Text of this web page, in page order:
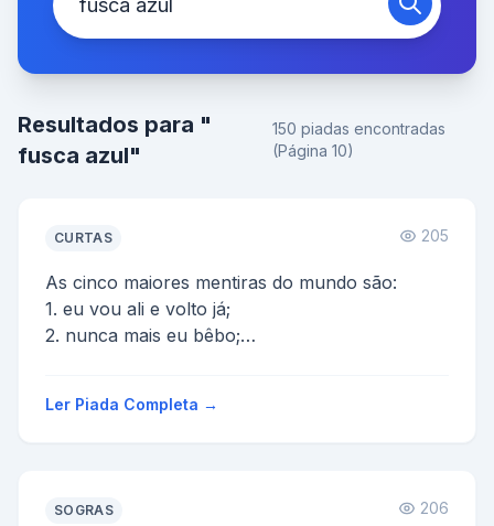
Resultados para "
fusca azul"
150 piadas encontradas
(Página 10)
CURTAS 205
As cinco maiores mentiras do mundo são:
1. eu vou ali e volto já;
2. nunca mais eu bêbo;
Ler Piada Completa →
SOGRAS 206